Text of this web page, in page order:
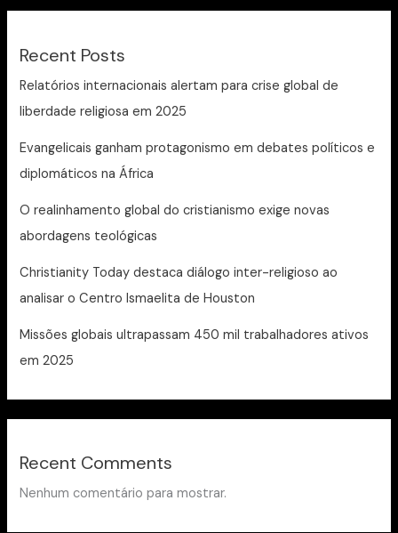
Recent Posts
Relatórios internacionais alertam para crise global de
liberdade religiosa em 2025
Evangelicais ganham protagonismo em debates políticos e
diplomáticos na África
O realinhamento global do cristianismo exige novas
abordagens teológicas
Christianity Today destaca diálogo inter-religioso ao
analisar o Centro Ismaelita de Houston
Missões globais ultrapassam 450 mil trabalhadores ativos
em 2025
Recent Comments
Nenhum comentário para mostrar.